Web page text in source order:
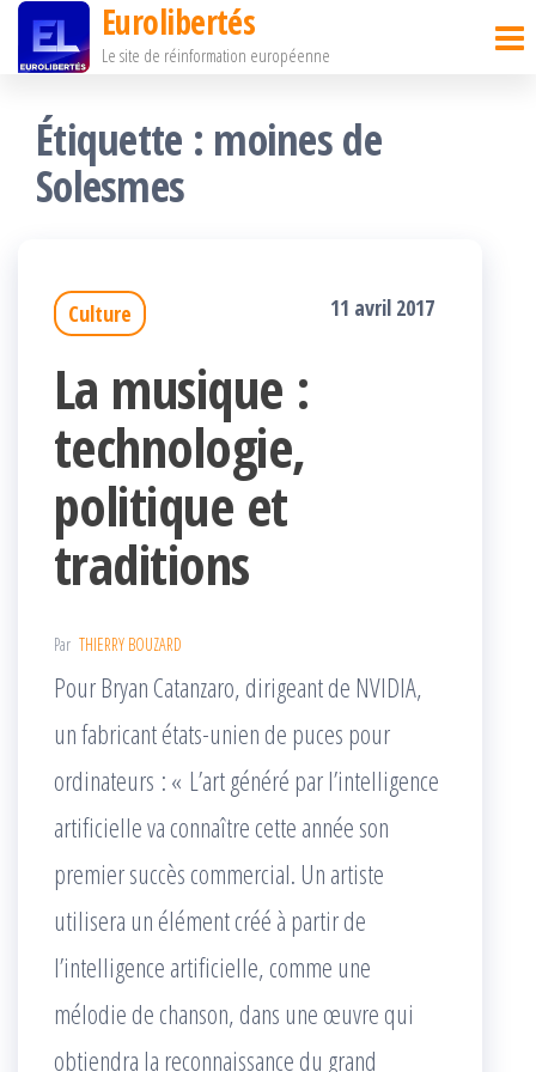
Passer
contenu
Eurolibertés
Le site de réinformation européenne
Étiquette : moines de
Solesmes
Culture 11 avril 2017
La musique :
technologie,
politique et
traditions
Par THIERRY BOUZARD
Pour Bryan Catanzaro, dirigeant de NVIDIA,
un fabricant états-unien de puces pour
ordinateurs : « L’art généré par l’intelligence
artificielle va connaître cette année son
premier succès commercial. Un artiste
utilisera un élément créé à partir de
l’intelligence artificielle, comme une
mélodie de chanson, dans une œuvre qui
obtiendra la reconnaissance du grand